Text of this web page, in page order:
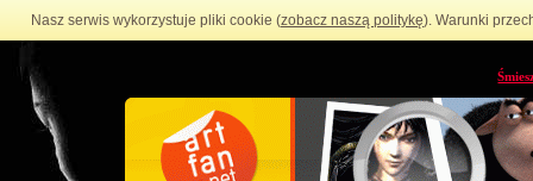
Nasz serwis wykorzystuje pliki cookie (zobacz naszą politykę). Warunki